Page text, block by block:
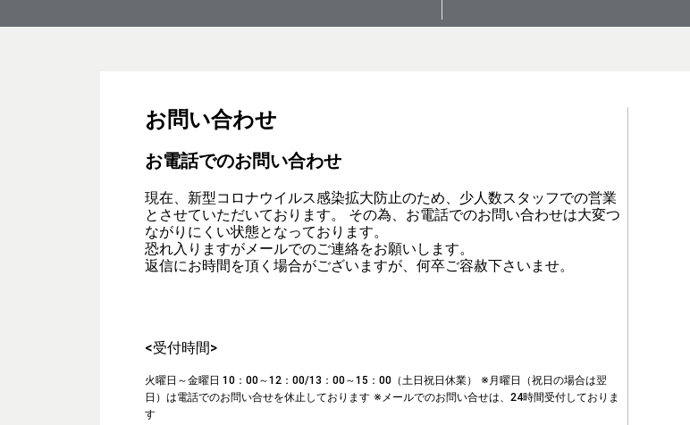
お問い合わせ
お電話でのお問い合わせ
現在、新型コロナウイルス感染拡大防止のため、少人数スタッフでの営業
とさせていただいております。 その為、お電話でのお問い合わせは大変つ
ながりにくい状態となっております。
恐れ入りますがメールでのご連絡をお願いします。
返信にお時間を頂く場合がございますが、何卒ご容赦下さいませ。
<受付時間>
火曜日～金曜日 10：00～12：00/13：00～15：00（土日祝日休業）
※月曜日（祝日の場合は翌
日）は電話でのお問い合せを休止しております ※メールでのお問い合せは、24時間受付しておりま
す